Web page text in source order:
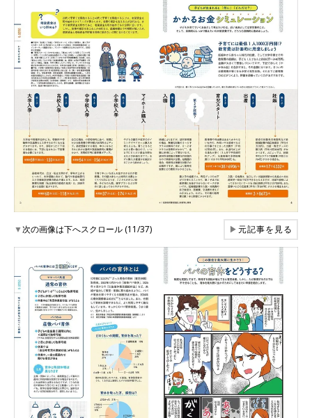
▼次の画像は下へスクロール (11/37) ▶元記事を見る